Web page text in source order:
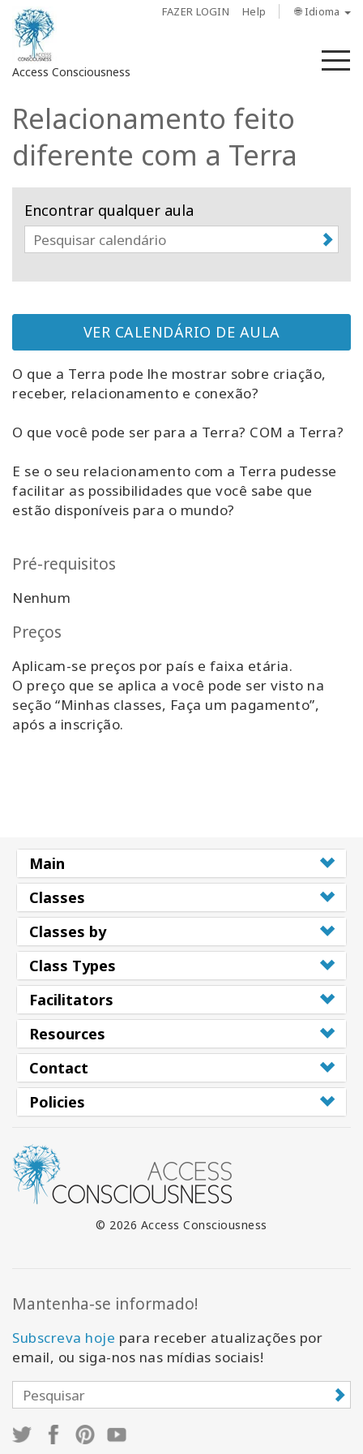
FAZER LOGIN Help 🌐 Idioma
Access Consciousness
Fazer
em
Sobre
Classes
More
PESQUISAR
Relacionamento feito
diferente com a Terra
Encontrar qualquer aula
VER CALENDÁRIO DE AULA
O que a Terra pode lhe mostrar sobre criação,
receber, relacionamento e conexão?
O que você pode ser para a Terra? COM a Terra?
E se o seu relacionamento com a Terra pudesse
facilitar as possibilidades que você sabe que
estão disponíveis para o mundo?
Pré-requisitos
Nenhum
Preços
Aplicam-se preços por país e faixa etária.
O preço que se aplica a você pode ser visto na
seção “Minhas classes, Faça um pagamento”,
após a inscrição.
Main
Classes
Classes by
Class Types
Facilitators
Resources
Contact
Policies
© 2026 Access Consciousness
Mantenha-se informado!
Subscreva hoje para receber atualizações por
email, ou siga-nos nas mídias sociais!